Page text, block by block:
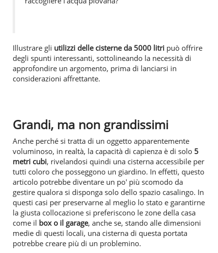
Illustrare gli utilizzi delle cisterne da 5000 litri può offrire
degli spunti interessanti, sottolineando la necessità di
approfondire un argomento, prima di lanciarsi in
considerazioni affrettante.
Grandi, ma non grandissimi
Anche perché si tratta di un oggetto apparentemente
voluminoso, in realtà, la capacità di capienza è di solo 5
metri cubi, rivelandosi quindi una cisterna accessibile per
tutti coloro che posseggono un giardino. In effetti, questo
articolo potrebbe diventare un po' più scomodo da
gestire qualora si disponga solo dello spazio casalingo. In
questi casi per preservarne al meglio lo stato e garantirne
la giusta collocazione si preferiscono le zone della casa
come il box o il garage, anche se, stando alle dimensioni
medie di questi locali, una cisterna di questa portata
potrebbe creare più di un problemino.